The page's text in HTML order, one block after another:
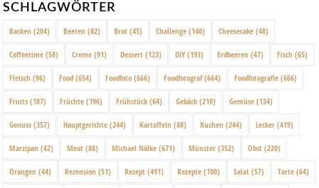
SCHLAGWÖRTER
Backen (204) Beeren (82) Brot (45) Challenge (140) Cheesecake (48)
Coffeetime (58) Creme (91) Dessert (123) DIY (193) Erdbeeren (47) Fisch (65)
Fleisch (96) Food (654) Foodfoto (666) Foodfotograf(664) Foodfotografie (666)
Fruits (187) Früchte (196) Frühstück (64) Gebäck (210) Gemüse (134)
Genuss (357) Hauptgerichte (244) Kartoffeln (88) Kuchen (244) Lecker (419)
Marzipan (42) Meat (88) Michael Nölke (671) Münster (352) Obst (220)
Orangen (44) Rezension (51) Rezept (491) Rezepte (100) Salat (57) Tarte (64)